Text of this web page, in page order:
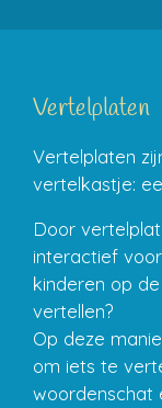
Vertelplaten
Vertelplaten
vertelkastje:
Door
interactief
kinderen op
vertellen?
Op deze
om iets te
woordenschat